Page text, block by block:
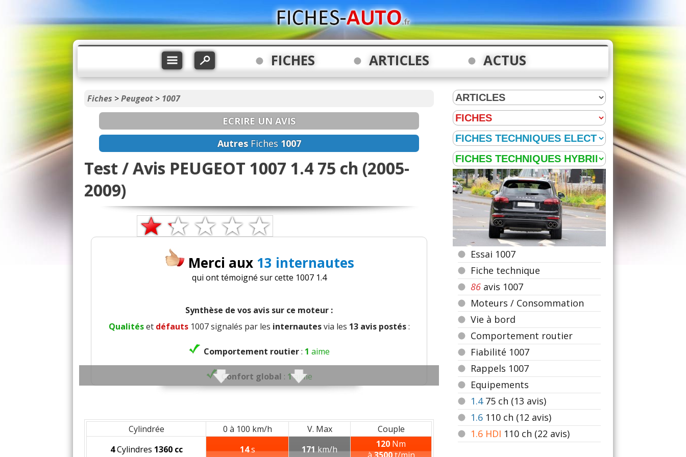
FICHES ARTICLES ACTUS
Fiches >Peugeot > 1007
ECRIRE UN AVIS
AutresFiches 1007
Test / Avis PEUGEOT 1007 1.4 75 ch (2005-
2009)
Merci aux 13 internautes
qui ont témoigné sur cette 1007 1.4
Synthèse de vos avis sur ce moteur :
Qualitéset défauts1007 signalés par les internautesvia les 13 avis postés:
Comportement routier: 1 aime
Confort global : 1aime
Finition / qualité des plastiques :1 n'aime pas
Modularité:1aime
Cylindrée 0 à 100 km/h V. Max
Couple
4Cylindres 1360 cc 14s 171km/h 120 Nm
Essai 1007
Fiche technique
86 avis 1007
Moteurs / Consommation
Vie à bord
Comportement routier
Fiabilité 1007
Rappels 1007
Equipements
1.475 ch (13 avis)
1.6 110 ch (12 avis)
1.6 HDI 110 ch (22 avis)